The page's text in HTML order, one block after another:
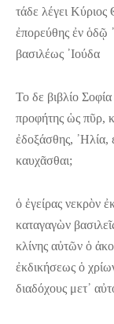
τάδε λέγει Κύριος
ἐπορεύθης ἐν ὁδῷ
βασιλέως ᾿Ιούδα
Το δε βιβλίο
προφήτης ὡς πῦρ,
ἐδοξάσθης, ᾿Ηλία,
καυχᾶσθαι;
ὁ ἐγείρας νεκρὸν
καταγαγὼν
κλίνης αὐτῶν ὁ
ἐκδικήσεως ὁ
διαδόχους μετ᾿